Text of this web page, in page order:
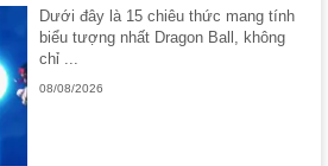
Dưới đây là 15 chiêu thức mang tính
biểu tượng nhất Dragon Ball, không
chỉ ...
08/08/2026